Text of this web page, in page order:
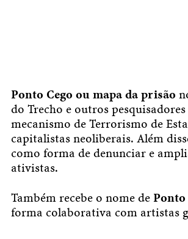
Ponto Cego ou mapa da prisão
do Trecho e outros
mecanismo de Terrorismo de
capitalistas neoliberais. Além
como forma de denunciar e
ativistas.
Também recebe o nome de Ponto
forma colaborativa com artistas